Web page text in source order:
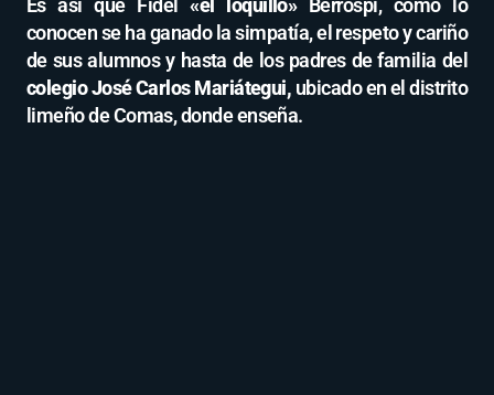
Es así que Fidel
«el loquillo»Berrospi, como lo
conocen se ha ganado la simpatía, el respeto y cariño
de sus alumnos y hasta de los padres de familia del
colegio José Carlos Mariátegui, ubicado en el distrito
limeño de Comas, donde enseña.